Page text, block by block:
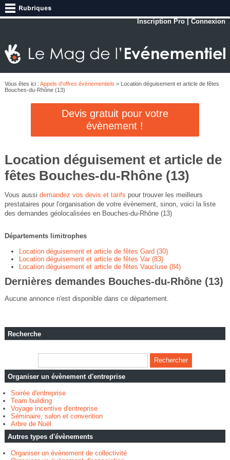
Inscription Pro |Connexion
Vous êtes ici : Appels d'offres évènementiels > Location déguisement et article de fêtes
Bouches-du-Rhône (13)
Devis gratuit pour votre
évènement !
Location déguisement et article de
fêtes Bouches-du-Rhône (13)
Vous aussi demandez vos devis et tarifs pour trouver les meilleurs
prestataires pour l'organisation de votre évènement, sinon, voici la liste
des demandes géolocalisées en Bouches-du-Rhône (13)
Départements limitrophes
Location déguisement et article de fêtes Gard (30)
Location déguisement et article de fêtes Var (83)
Location déguisement et article de fêtes Vaucluse (84)
Dernières demandes Bouches-du-Rhône (13)
Aucune annonce n'est disponible dans ce département.
Recherche
Organiser un évènement d'entreprise
Soirée d'entreprise
Team building
Voyage incentive d'entreprise
Séminaire, salon et convention
Arbre de Noël
Autres types d'évènements
Organiser un évènement de collectivité